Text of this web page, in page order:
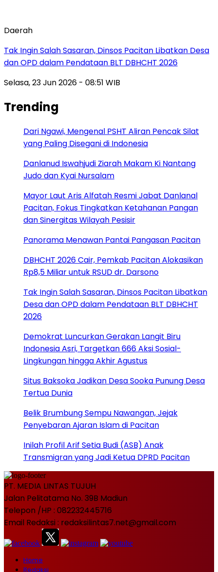
Daerah
Tak Ingin Salah Sasaran, Dinsos Pacitan Libatkan Desa
dan OPD dalam Pendataan BLT DBHCHT 2026
Selasa, 23 Jun 2026 - 08:51 WIB
Trending
Dari Ngawi, Mengenal PSHT Aliran Pencak Silat
yang Paling Disegani di Indonesia
Danlanud Iswahjudi Ziarah Makam Ki Nantang
Judo dan Kyai Nursalam
Mayor Laut Aris Alfatah Resmi Jabat Danlanal
Pacitan, Fokus Tingkatkan Ketahanan Pangan
dan Sinergitas Wilayah Pesisir
Panorama Menawan Pantai Pangasan Pacitan
DBHCHT 2026 Cair, Pemkab Pacitan Alokasikan
Rp8,5 Miliar untuk RSUD dr. Darsono
Tak Ingin Salah Sasaran, Dinsos Pacitan Libatkan
Desa dan OPD dalam Pendataan BLT DBHCHT
2026
Demokrat Luncurkan Gerakan Langit Biru
Indonesia Asri, Targetkan 666 Aksi Sosial-
Lingkungan hingga Akhir Agustus
Situs Baksoka Jadikan Desa Sooka Punung Desa
Tertua Dunia
Belik Brumbung Sempu Nawangan, Jejak
Penyebaran Ajaran Islam di Pacitan
Inilah Profil Arif Setia Budi (ASB) Anak
Transmigran yang Jadi Ketua DPRD Pacitan
PT. MEDIA LINTAS TUJUH
Jalan Pelitatama No. 39B Madiun
Telepon /HP : 082232445716
Email Redaksi : redaksilintas7.net@gmail.com
Home
Redaksi